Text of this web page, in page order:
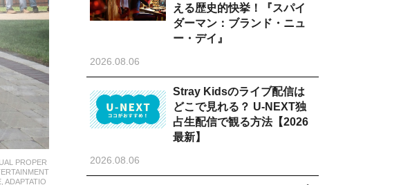
PROPER
ADAPTATIO
える歴史的快挙！『スパイ
ダーマン：ブランド・ニュ
ー・デイ』
2026.08.06
Stray Kidsのライブ配信は
どこで見れる？ U-NEXT独
占生配信で観る方法【2026
最新】
2026.08.06